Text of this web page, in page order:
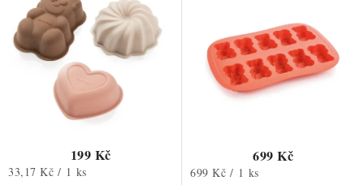
k
t
u
k
199 Kč
Měrná
33,17 Kč / 1 ks
699 Kč
Měrná
699 Kč / 1 ks